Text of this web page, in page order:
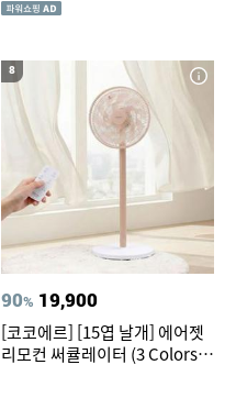
8
90% 19,900
[코코에르] [15엽 날개] 에어젯
리모컨 써큘레이터 (3 Colors